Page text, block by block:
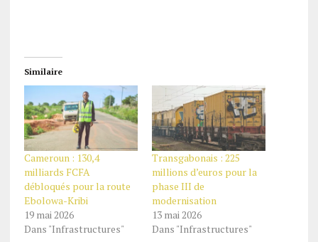
Similaire
Cameroun : 130,4
milliards FCFA
débloqués pour la route
Ebolowa-Kribi
19 mai 2026
Dans "Infrastructures"
Transgabonais : 225
millions d’euros pour la
phase III de
modernisation
13 mai 2026
Dans "Infrastructures"